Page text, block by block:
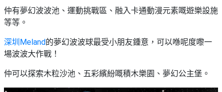
拍
拖
廳
場
糕
#
行
山
郊
遊
仲有夢幻波波池、運動挑戰區、融入卡通動漫元素嘅遊樂設施
等等。
深圳 Meland的夢幻波波球最受小朋友鍾意，可以喺呢度嚟一
場波波大作戰！
仲可以探索木粒沙池、五彩繽紛嘅積木樂園、夢幻公主堡。